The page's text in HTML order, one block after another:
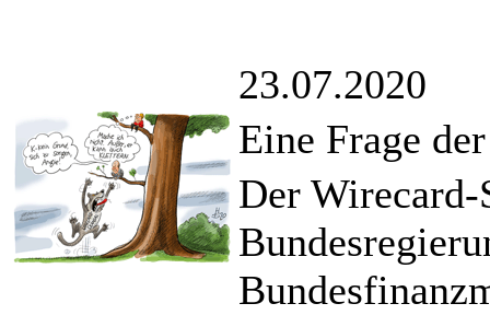
23.07.2020
Eine Frage
Der Wirecard-